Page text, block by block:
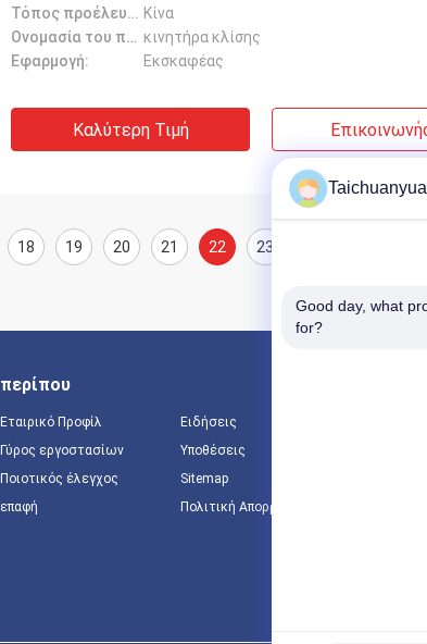
Τόπος προέλευσης:: Κίνα
Ονομασία του προϊόντος:: κινητήρα κλίσης
Εφαρμογή:
Εκσκαφέας
Καλύτερη Τιμή
18 19 20 21 22 23
περίπου
Εταιρικό Προφίλ
Γύρος εργοστασίων
Ποιοτικός έλεγχος
επαφή
Ειδήσεις
Υποθέσεις
Sitemap
Πολιτική Απορρήτου
Good day, what
for?